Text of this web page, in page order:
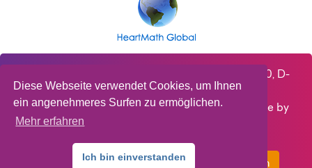
Diese Webseite verwendet Cookies, um Ihnen
ein angenehmeres Surfen zu ermöglichen.
Mehr erfahren
Ich bin einverstanden
HeartMath Deutschland GmbH, Steinbruchweg 10, D-
66129 Saarbrücken, Deutschland - © 2021,
HeartMath Deutschland GmbH - Site maintenance by
Impressum| Datenschutz Vertrag widerrufen